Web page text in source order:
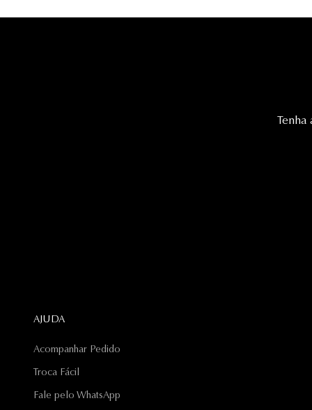
Tenha
AJUDA
Acompanhar Pedido
Troca Fácil
Fale pelo WhatsApp